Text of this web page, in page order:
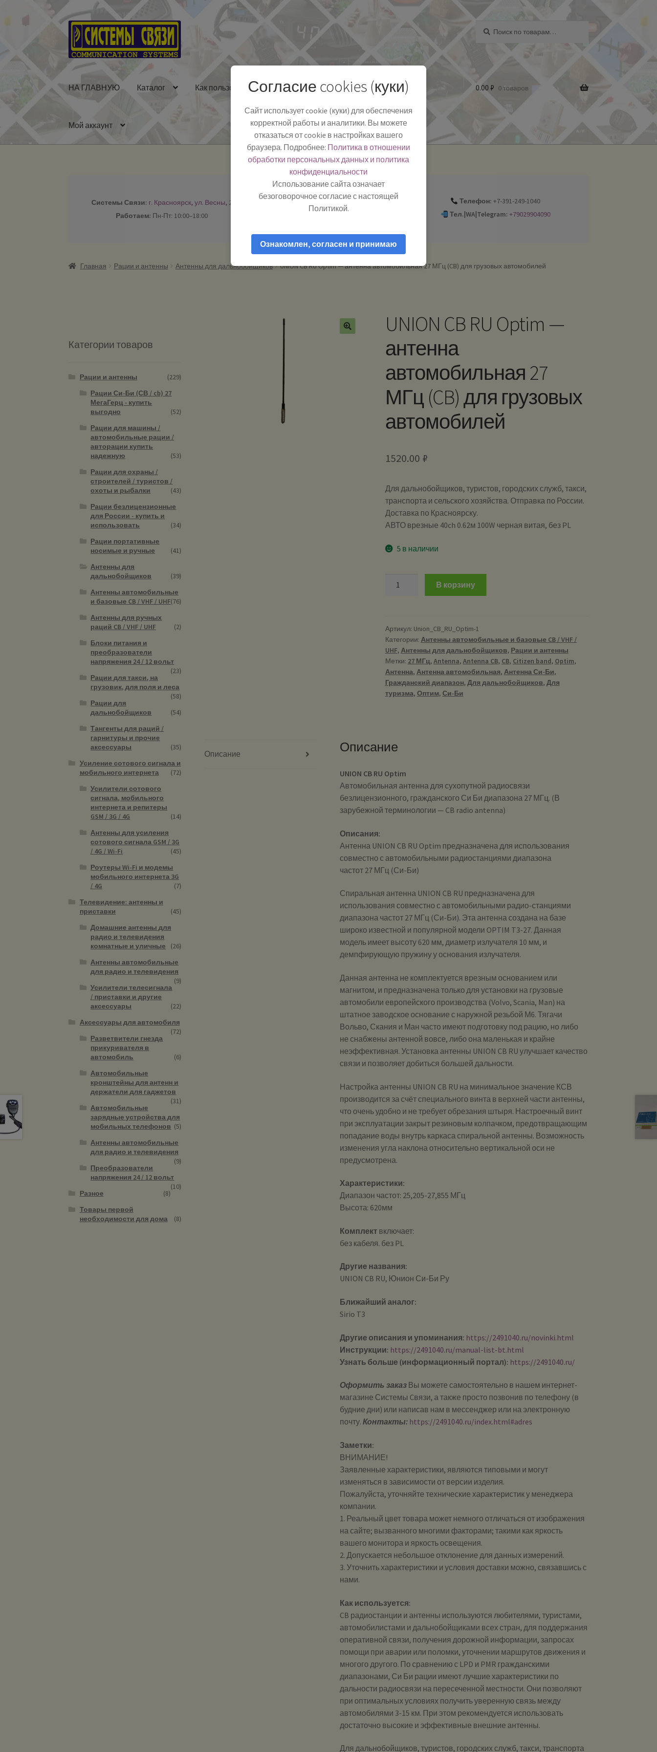
Перейти
к
навигации
Перейти
к
содержимому
НА ГЛАВНУЮ Каталог Как пользоваться Полезная информация БЛОГ
Мой аккаунт
0.00 ₽ 0 товаров
Системы Связи: г. Красноярск, ул. Весны, 2
Работаем: Пн-Пт: 10:00–18:00
-
Телефон: +7-391-249-1040
Тел.|WA|Telegram: +79029904090
Главная Рации и антенны Антенны для дальнобойщиков UNION CB RU Optim — антенна автомобильная 27 МГц (CB) для грузовых автомобилей
UNION CB RU Optim —
антенна
автомобильная 27
МГц (CB) для грузовых
автомобилей
1520.00 ₽
Для дальнобойщиков, туристов, городских служб, такси,
транспорта и сельского хозяйства. Отправка по России.
Доставка по Красноярску.
АВТО врезные 40ch 0.62м 100W черная витая, без PL
5 в наличии
Optim
-
антенна
автомобильная
27
МГц
В корзину
Артикул: Union_CB_RU_Optim-1
Категории: Антенны автомобильные и базовые CB / VHF /
UHF, Антенны для дальнобойщиков, Рации и антенны
Метки: 27 МГц, Antenna, Antenna CB, CB, Citizen band, Optim,
Антенна, Антенна автомобильная, Антенна Си-Би,
Гражданский диапазон, Для дальнобойщиков, Для
туризма, Оптим, Си-Би
Описание Описание
UNION CB RU Optim
Автомобильная антенна для сухопутной радиосвязи
безлицензионного, гражданского Си Би диапазона 27 МГц. (В
зарубежной терминологии — CB radio antenna)
Описания:
Антенна UNION CB RU Optim предназначена для использования
совместно с автомобильными радиостанциями диапазона
частот 27 МГц (Си-Би)
Спиральная антенна UNION CB RU предназначена для
использования совместно с автомобильными радио-станциями
диапазона частот 27 МГц (Си-Би). Эта антенна создана на базе
широко известной и популярной модели OPTIM T3-27. Данная
модель имеет высоту 620 мм, диаметр излучателя 10 мм, и
демпфирующую пружину у основания излучателя.
Данная антенна не комплектуется врезным основанием или
магнитом, и предназначена только для установки на грузовые
автомобили европейского производства (Volvo, Scania, Man) на
штатное заводское основание с наружной резьбой М6. Тягачи
Вольво, Скания и Ман часто имеют подготовку под рацию, но либо
не снабжены антенной вовсе, либо она маленькая и крайне
неэффективная. Установка антенны UNION CB RU улучшает качество
связи и позволяет добиться большей дальности.
Настройка антенны UNION CB RU на минимальное значение КСВ
производится за счёт специального винта в верхней части антенны,
что очень удобно и не требует обрезания штыря. Настроечный винт
при эксплуатации закрыт резиновым колпачком, предотвращающим
попадание воды внутрь каркаса спиральной антенны. Возможность
изменения угла наклона относительно вертикальной оси не
предусмотрена.
Характеристики:
Диапазон частот: 25,205-27,855 МГц
Высота: 620мм
Комплект включает:
без кабеля. без PL
Другие названия:
UNION CB RU, Юнион Си-Би Ру
Ближайший аналог:
Sirio T3
Другие описания и упоминания: https://2491040.ru/novinki.html
Инструкции: https://2491040.ru/manual-list-bt.html
Узнать больше (информационный портал): https://2491040.ru/
Оформить заказ Вы можете самостоятельно в нашем интернет-
магазине Системы Cвязи, а также просто позвонив по телефону (в
будние дни) или написав нам в мессенджер или на электронную
почту.Контакты: https://2491040.ru/index.html#adres
Заметки:
ВНИМАНИЕ!
Заявленные характеристики, являются типовыми и могут
изменяться в зависимости от версии изделия.
Пожалуйста, уточняйте технические характеристик у менеджера
компании.
1. Реальный цвет товара может немного отличаться от изображения
на сайте; вызванного многими факторами; такими как яркость
вашего монитора и яркость освещения.
2. Допускается небольшое отклонение для данных измерений.
3. Уточнить характеристики и условия доставки можно, связавшись с
нами.
Как используется:
CB радиостанции и антенны используются любителями, туристами,
автомобилистами и дальнобойщиками всех стран, для поддержания
оперативной связи, получения дорожной информации, запросах
помощи при аварии или поломки, уточнении маршрутов движения и
многого другого. По сравнению с LPD и PMR гражданскими
диапазонами, Си Би рации имеют лучшие характеристики по
дальности радиосвязи на пересеченной местности. Они позволяют
при оптимальных условиях получить уверенную связь между
автомобилями 3-15 км. При этом рекомендуется использовать
достаточно высокие и эффективные внешние антенны.
Для дальнобойщиков, туристов, городских служб, такси, транспорта
Категории товаров
Рации и антенны
(229)
Рации Си-Би (СВ / cb) 27
МегаГерц - купить
выгодно
(52)
Рации для машины /
автомобильные рации /
авторации купить
надежную
(53)
Рации для охраны /
строителей / туристов /
охоты и рыбалки
(43)
Рации безлицензионные
для России - купить и
использовать
(34)
Рации портативные
носимые и ручные
(41)
Антенны для
дальнобойщиков
(39)
Антенны автомобильные
и базовые CB / VHF / UHF(76)
Антенны для ручных
раций CB / VHF / UHF
(2)
Блоки питания и
преобразователи
напряжения 24 / 12 вольт
(23)
Рации для такси, на
грузовик, для поля и леса
(58)
Рации для
дальнобойщиков
(54)
Тангенты для раций /
гарнитуры и прочие
аксессуары
(35)
Усиление сотового сигнала и
мобильного интернета
(72)
Усилители сотового
сигнала, мобильного
интернета и репитеры
GSM / 3G / 4G
(14)
Антенны для усиления
сотового сигнала GSM / 3G
/ 4G / Wi-Fi
(45)
Роутеры Wi-Fi и модемы
мобильного интернета 3G
/ 4G
(7)
Телевидение: антенны и
приставки
(45)
Домашние антенны для
радио и телевидения
комнатные и уличные
(26)
Антенны автомобильные
для радио и телевидения
(9)
Усилители телесигнала
/ приставки и другие
аксессуары
(22)
Аксессуары для автомобиля
(72)
Разветвители гнезда
прикуривателя в
автомобиль
(6)
Автомобильные
кронштейны для антенн и
держатели для гаджетов
(31)
Автомобильные
зарядные устройства для
мобильных телефонов (5)
Антенны автомобильные
для радио и телевидения
(9)
Преобразователи
напряжения 24 / 12 вольт
(10)
Разное
(8)
Товары первой
необходимости для дома
(8)
Согласие cookies (куки)
Сайт использует cookie (куки) для обеспечения
корректной работы и аналитики. Вы можете
отказаться от cookie в настройках вашего
браузера. Подробнее: Политика в отношении
обработки персональных данных и политика
конфиденциальности
Использование сайта означает
безоговорочное согласие с настоящей
Политикой.
Ознакомлен, согласен и принимаю